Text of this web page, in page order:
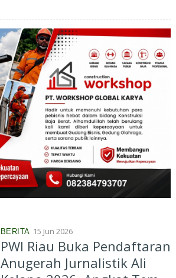
BERITA 15 Jun 2026
PWI Riau Buka Pendaftaran
Anugerah Jurnalistik Ali